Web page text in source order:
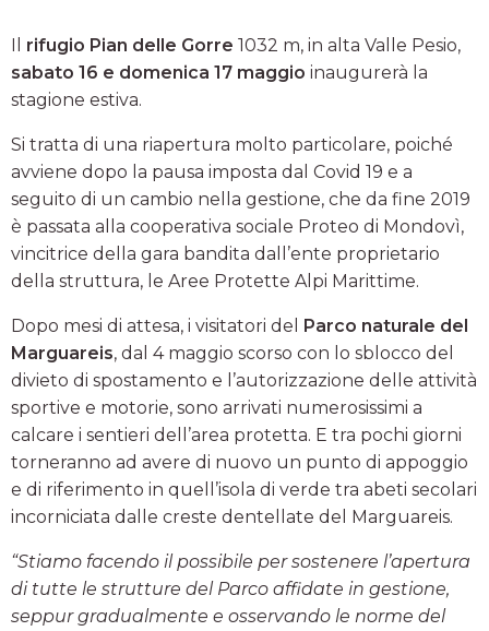
Il rifugio Pian delle Gorre 1032 m, in alta Valle Pesio,
sabato 16 e domenica 17 maggio inaugurerà la
stagione estiva.
Si tratta di una riapertura molto particolare, poiché
avviene dopo la pausa imposta dal Covid 19 e a
seguito di un cambio nella gestione, che da fine 2019
è passata alla cooperativa sociale Proteo di Mondovì,
vincitrice della gara bandita dall’ente proprietario
della struttura, le Aree Protette Alpi Marittime.
Dopo mesi di attesa, i visitatori del Parco naturale del
Marguareis, dal 4 maggio scorso con lo sblocco del
divieto di spostamento e l’autorizzazione delle attività
sportive e motorie, sono arrivati numerosissimi a
calcare i sentieri dell’area protetta. E tra pochi giorni
torneranno ad avere di nuovo un punto di appoggio
e di riferimento in quell’isola di verde tra abeti secolari
incorniciata dalle creste dentellate del Marguareis.
“Stiamo facendo il possibile per sostenere l’apertura
di tutte le strutture del Parco affidate in gestione,
seppur gradualmente e osservando le norme del